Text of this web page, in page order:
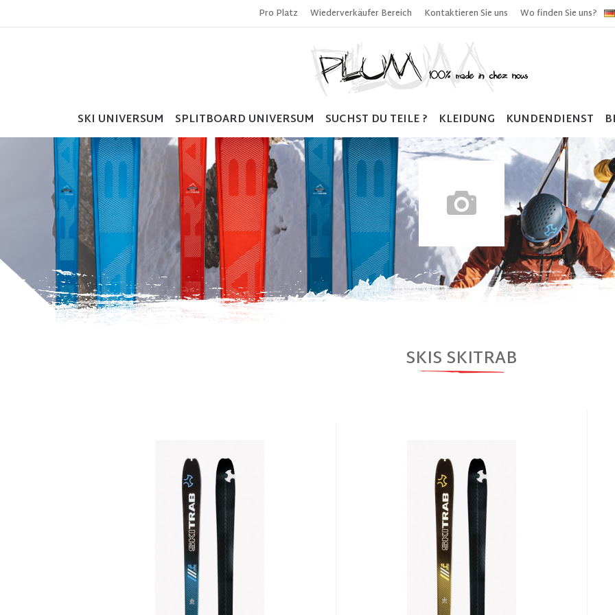
Pro Platz Wiederverkäufer Bereich Kontaktieren Sie uns Wo finden Sie uns?
SKI UNIVERSUM SPLITBOARD UNIVERSUM SUCHST DU TEILE ? KLEIDUNG KUNDENDIENST
SKIS SKITRAB